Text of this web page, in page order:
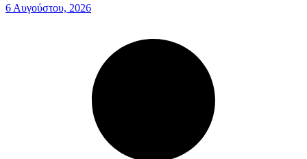
6 Αυγούστου, 2026